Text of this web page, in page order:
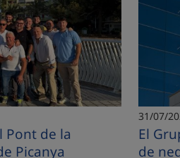
Pont de la
Picanya
31/07/
El
de